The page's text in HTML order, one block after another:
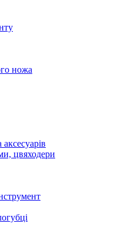
ножа
цвяходери